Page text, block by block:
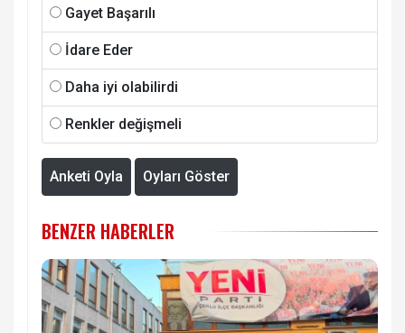
Gayet Başarılı
İdare Eder
Daha iyi olabilirdi
Renkler değişmeli
Anketi Oyla Oyları Göster
BENZER HABERLER